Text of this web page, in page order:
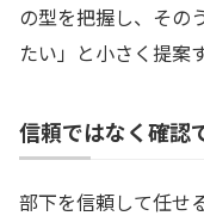
の型を把握し、その
たい」と小さく提案
信頼ではなく確認
部下を信頼して任せ